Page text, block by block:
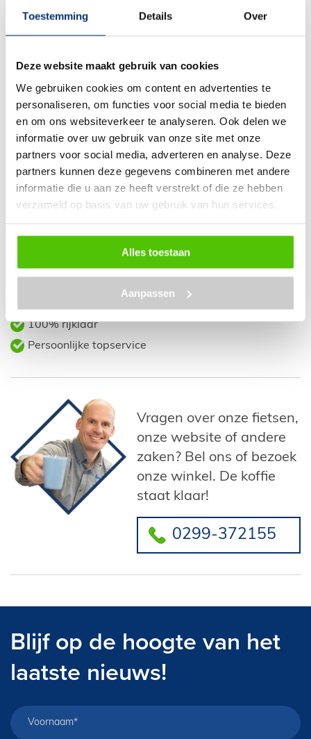
Toestemming Details Over
Deze website maakt gebruik van cookies
We gebruiken cookies om content en advertenties te
personaliseren, om functies voor social media te bieden
en om ons websiteverkeer te analyseren. Ook delen we
informatie over uw gebruik van onze site met onze
partners voor social media, adverteren en analyse. Deze
partners kunnen deze gegevens combineren met andere
informatie die u aan ze heeft verstrekt of die ze hebben
verzameld op basis van uw gebruik van hun services.
Alles toestaan
Aanpassen
In Nederland geheel rijklaar bezorgd voor
slechts €59,-
Klik hier voor meer informatie.
bij aankoop van een fiets
Eigen Service & Garantieplan
100% rijklaar
Persoonlijke topservice
Vragen over onze fietsen,
onze website of andere
zaken? Bel ons of bezoek
onze winkel. De koffie
staat klaar!
0299-372155
Blijf op de hoogte van het
laatste nieuws!